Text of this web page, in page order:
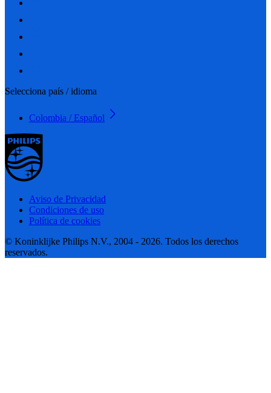
Selecciona país / idioma
Colombia / Español
Aviso de Privacidad
Condiciones de uso
Política de cookies
© Koninklijke Philips N.V., 2004 - 2026. Todos los derechos
reservados.